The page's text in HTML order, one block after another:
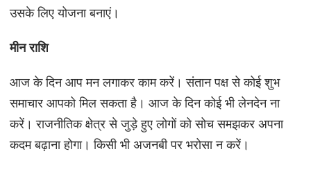
उसके लिए योजना बनाएं।
मीन राशि
आज के दिन आप मन लगाकर काम करें। संतान पक्ष से कोई शुभ
समाचार आपको मिल सकता है। आज के दिन कोई भी लेनदेन ना
करें। राजनीतिक क्षेत्र से जुड़े हुए लोगों को सोच समझकर अपना
कदम बढ़ाना होगा। किसी भी अजनबी पर भरोसा न करें।